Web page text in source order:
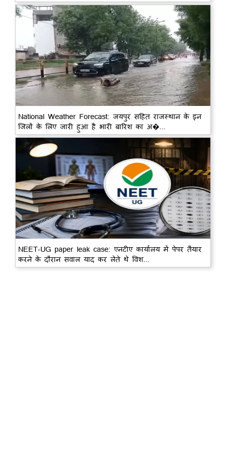
National Weather Forecast: जयपुर सहित राजस्थान के इन
जिलों के लिए जारी हुआ है भारी बारिश का अ�...
NEET-UG paper leak case: एनटीए कार्यालय में पेपर तैयार
करने के दौरान सवाल याद कर लेते थे विश...